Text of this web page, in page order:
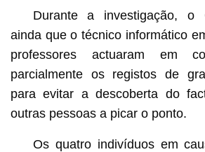
Durante a investigação, o
ainda que o técnico informático
professores actuaram em
parcialmente os registos de
para evitar a descoberta do
outras pessoas a picar o ponto.
Os quatro indivíduos em